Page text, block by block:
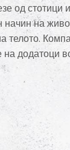
од стотици
на
телото.
додатоци